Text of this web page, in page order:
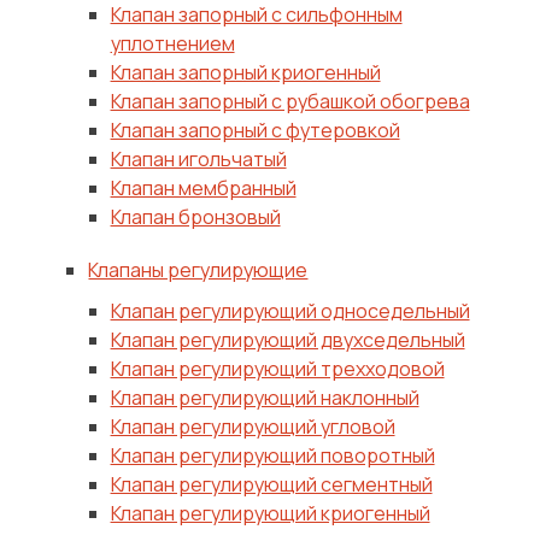
Клапан запорный с сильфонным
уплотнением
Клапан запорный криогенный
Клапан запорный с рубашкой обогрева
Клапан запорный с футеровкой
Клапан игольчатый
Клапан мембранный
Клапан бронзовый
Клапаны регулирующие
Клапан регулирующий односедельный
Клапан регулирующий двухседельный
Клапан регулирующий трехходовой
Клапан регулирующий наклонный
Клапан регулирующий угловой
Клапан регулирующий поворотный
Клапан регулирующий сегментный
Клапан регулирующий криогенный